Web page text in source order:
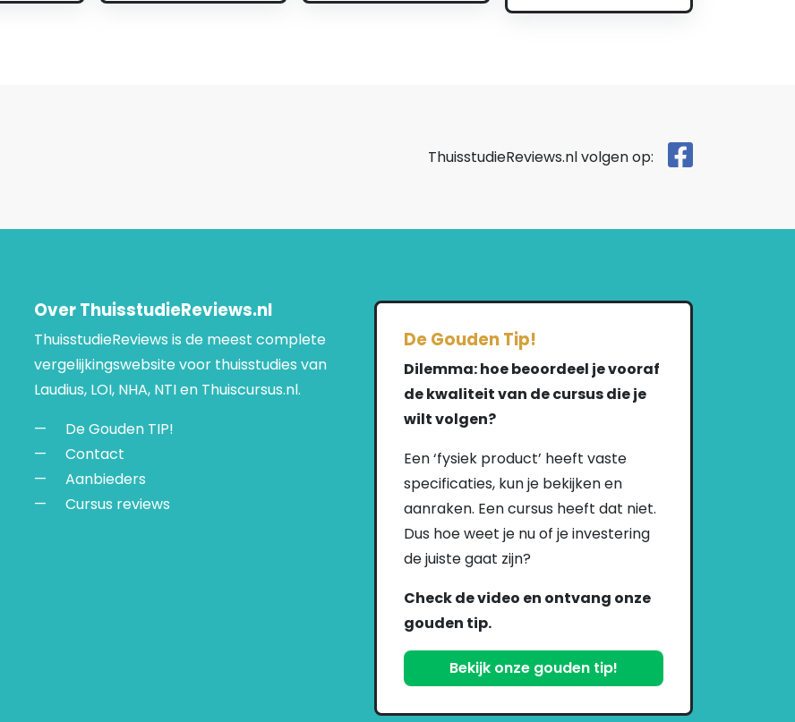
ThuisstudieReviews.nl volgen op:
Over ThuisstudieReviews.nl
ThuisstudieReviews is de meest complete
vergelijkingswebsite voor thuisstudies van
Laudius, LOI, NHA, NTI en Thuiscursus.nl.
De Gouden TIP!
Contact
Aanbieders
Cursus reviews
De Gouden Tip!
Dilemma: hoe beoordeel je vooraf
de kwaliteit van de cursus die je
wilt volgen?
Een ‘fysiek product’ heeft vaste
specificaties, kun je bekijken en
aanraken. Een cursus heeft dat niet.
Dus hoe weet je nu of je investering
de juiste gaat zijn?
Check de video en ontvang onze
gouden tip.
Bekijk onze gouden tip!